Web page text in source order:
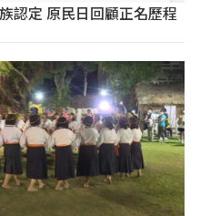
認定 原民日回顧正名歷程